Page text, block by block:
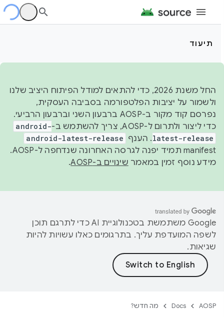
תיעוד
החל משנת 2026, כדי להתאים למודל הפיתוח היציב שלנו
ולשמור על יציבות הפלטפורמה בסביבה העסקית,
נפרסם קוד מקור ב-AOSP ברבעון השני וברבעון הרביעי.
כדי ליצור ולתרום ל-AOSP, צריך להשתמש ב-
android-
latest-release. הענף android-latest-release
manifest תמיד יפנה לגרסה האחרונה שנדחפה ל-AOSP.
מידע נוסף זמין במאמר שינויים ב-AOSP .
‫Google משתמשת בטכנולוגיית AI כדי לתרגם תוכן
לשפה המועדפת עליך. בתרגומים כאלו עשויות להיות
שגיאות.
AOSP
Docs מה חדש?